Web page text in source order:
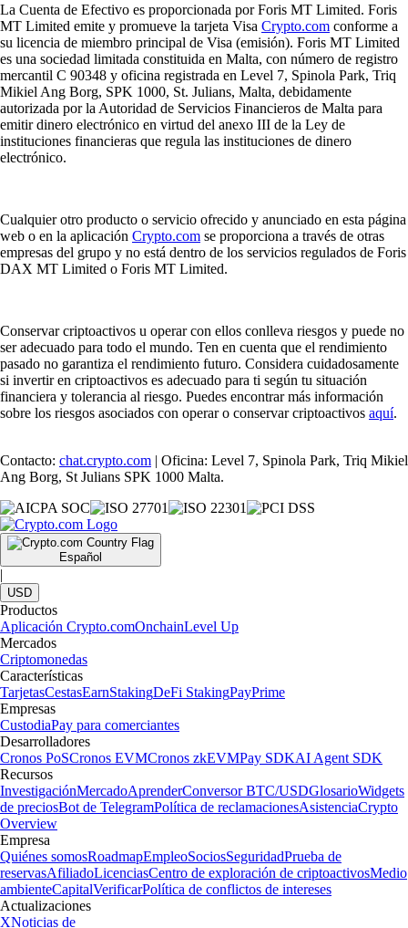
La Cuenta de Efectivo es proporcionada por Foris MT Limited. Foris
MT Limited emite y promueve la tarjeta Visa Crypto.com conforme a
su licencia de miembro principal de Visa (emisión). Foris MT Limited
es una sociedad limitada constituida en Malta, con número de registro
mercantil C 90348 y oficina registrada en Level 7, Spinola Park, Triq
Mikiel Ang Borg, SPK 1000, St. Julians, Malta, debidamente
autorizada por la Autoridad de Servicios Financieros de Malta para
emitir dinero electrónico en virtud del anexo III de la Ley de
instituciones financieras que regula las instituciones de dinero
electrónico.
Cualquier otro producto o servicio ofrecido y anunciado en esta página
web o en la aplicación Crypto.com se proporciona a través de otras
empresas del grupo y no está dentro de los servicios regulados de Foris
DAX MT Limited o Foris MT Limited.
Conservar criptoactivos u operar con ellos conlleva riesgos y puede no
ser adecuado para todo el mundo. Ten en cuenta que el rendimiento
pasado no garantiza el rendimiento futuro. Considera cuidadosamente
si invertir en criptoactivos es adecuado para ti según tu situación
financiera y tolerancia al riesgo. Puedes encontrar más información
sobre los riesgos asociados con operar o conservar criptoactivos aquí.
Contacto: chat.crypto.com | Oficina: Level 7, Spinola Park, Triq Mikiel
Ang Borg, St Julians SPK 1000 Malta.
Español
|
USD
Productos
Aplicación Crypto.comOnchainLevel Up
Mercados
Criptomonedas
Características
TarjetasCestasEarnStakingDeFi StakingPayPrime
Empresas
CustodiaPay para comerciantes
Desarrolladores
Cronos PoSCronos EVMCronos zkEVMPay SDKAI Agent SDK
Recursos
InvestigaciónMercadoAprenderConversor BTC/USDGlosarioWidgets
de preciosBot de TelegramPolítica de reclamacionesAsistenciaCrypto
Overview
Empresa
Quiénes somosRoadmapEmpleoSociosSeguridadPrueba de
reservasAfiliadoLicenciasCentro de exploración de criptoactivosMedio
ambienteCapitalVerificarPolítica de conflictos de intereses
Actualizaciones
XNoticias de